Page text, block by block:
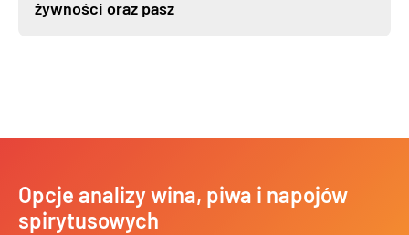
żywności oraz pasz
Opcje analizy wina, piwa i napojów
spirytusowych